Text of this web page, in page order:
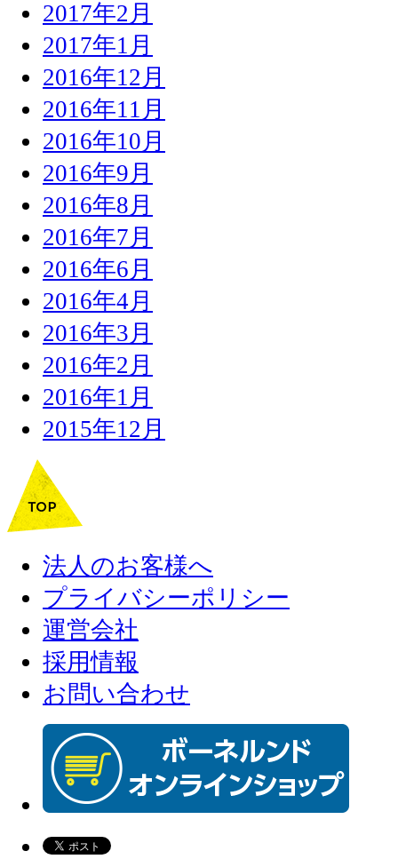
2017年2月
2017年1月
2016年12月
2016年11月
2016年10月
2016年9月
2016年8月
2016年7月
2016年6月
2016年4月
2016年3月
2016年2月
2016年1月
2015年12月
法人のお客様へ
プライバシーポリシー
運営会社
採用情報
お問い合わせ